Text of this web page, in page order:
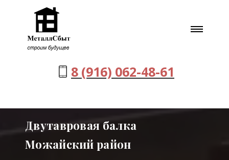
8 (916) 062-48-61
Двутавровая балка
Можайский район